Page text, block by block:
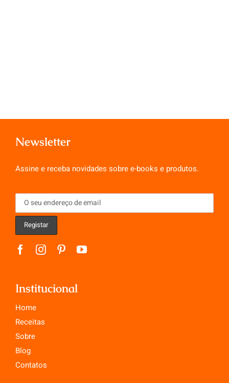
Newsletter
Assine e receba novidades sobre e-books e produtos.
Institucional
Home
Receitas
Sobre
Blog
Contatos